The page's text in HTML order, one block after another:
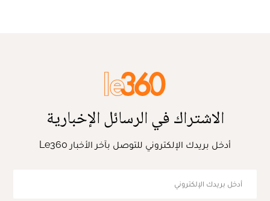
الاشتراك في الرسائل الإخبارية
أدخل بريدك الإلكتروني للتوصل بآخر الأخبار Le360